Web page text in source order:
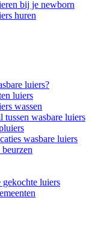
bij je newborn
huren
luiers?
luiers
wassen
tussen wasbare luiers
wasbare luiers
luiers